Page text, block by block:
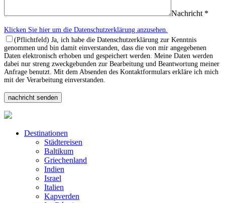
Nachricht *
Klicken Sie hier um die Datenschutzerklärung anzusehen.
(Pflichtfeld) Ja, ich habe die Datenschutzerklärung zur Kenntnis
genommen und bin damit einverstanden, dass die von mir angegebenen
Daten elektronisch erhoben und gespeichert werden. Meine Daten werden
dabei nur streng zweckgebunden zur Bearbeitung und Beantwortung meiner
Anfrage benutzt. Mit dem Absenden des Kontaktformulars erkläre ich mich
mit der Verarbeitung einverstanden.
Destinationen
Städtereisen
Baltikum
Griechenland
Indien
Israel
Italien
Kapverden